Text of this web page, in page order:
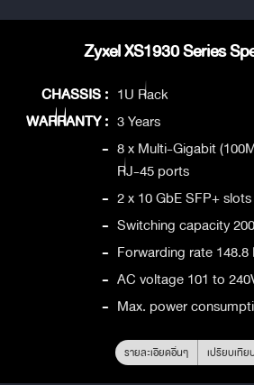
Zyxel XS1930 Series
CHASSIS : 1U Rack
WARRANTY : 3 Years
- 8 x Multi-Gigabit
RJ-45 ports
- 2 x 10 GbE SFP+ slots
- Switching capacity
- Forwarding rate
- AC voltage 101 to
- Max. power
รายละเอียดอื่นๆ เปรียบเที